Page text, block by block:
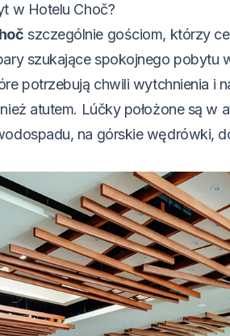
w Hotelu Choč?
szczególnie gościom, którzy
szukające spokojnego pobytu
potrzebują chwili wytchnienia i
atutem. Lúčky położone są w
na górskie wędrówki,